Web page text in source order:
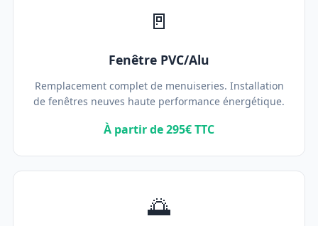
🚪
Fenêtre PVC/Alu
Remplacement complet de menuiseries. Installation
de fenêtres neuves haute performance énergétique.
À partir de 295€ TTC
🌅